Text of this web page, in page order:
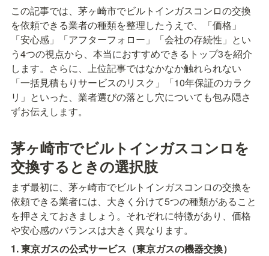
この記事では、茅ヶ崎市でビルトインガスコンロの交換
を依頼できる業者の種類を整理したうえで、「価格」
「安心感」「アフターフォロー」「会社の存続性」とい
う4つの視点から、本当におすすめできるトップ3を紹介
します。さらに、上位記事ではなかなか触れられない
「一括見積もりサービスのリスク」「10年保証のカラク
リ」といった、業者選びの落とし穴についても包み隠さ
ずお伝えします。
茅ヶ崎市でビルトインガスコンロを
交換するときの選択肢
まず最初に、茅ヶ崎市でビルトインガスコンロの交換を
依頼できる業者には、大きく分けて5つの種類があること
を押さえておきましょう。それぞれに特徴があり、価格
や安心感のバランスは大きく異なります。
1. 東京ガスの公式サービス（東京ガスの機器交換）